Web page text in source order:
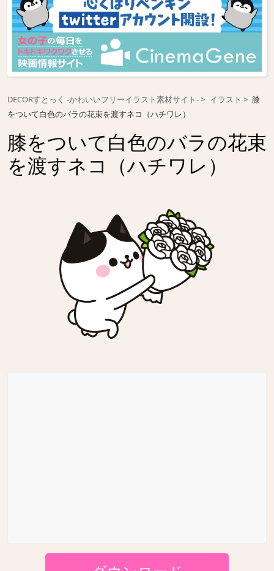
DECORすとっく -かわいいフリーイラスト素材サイト- イラスト
膝
をついて白色のバラの花束を渡すネコ（ハチワレ）
膝をついて白色のバラの花束
を渡すネコ（ハチワレ）